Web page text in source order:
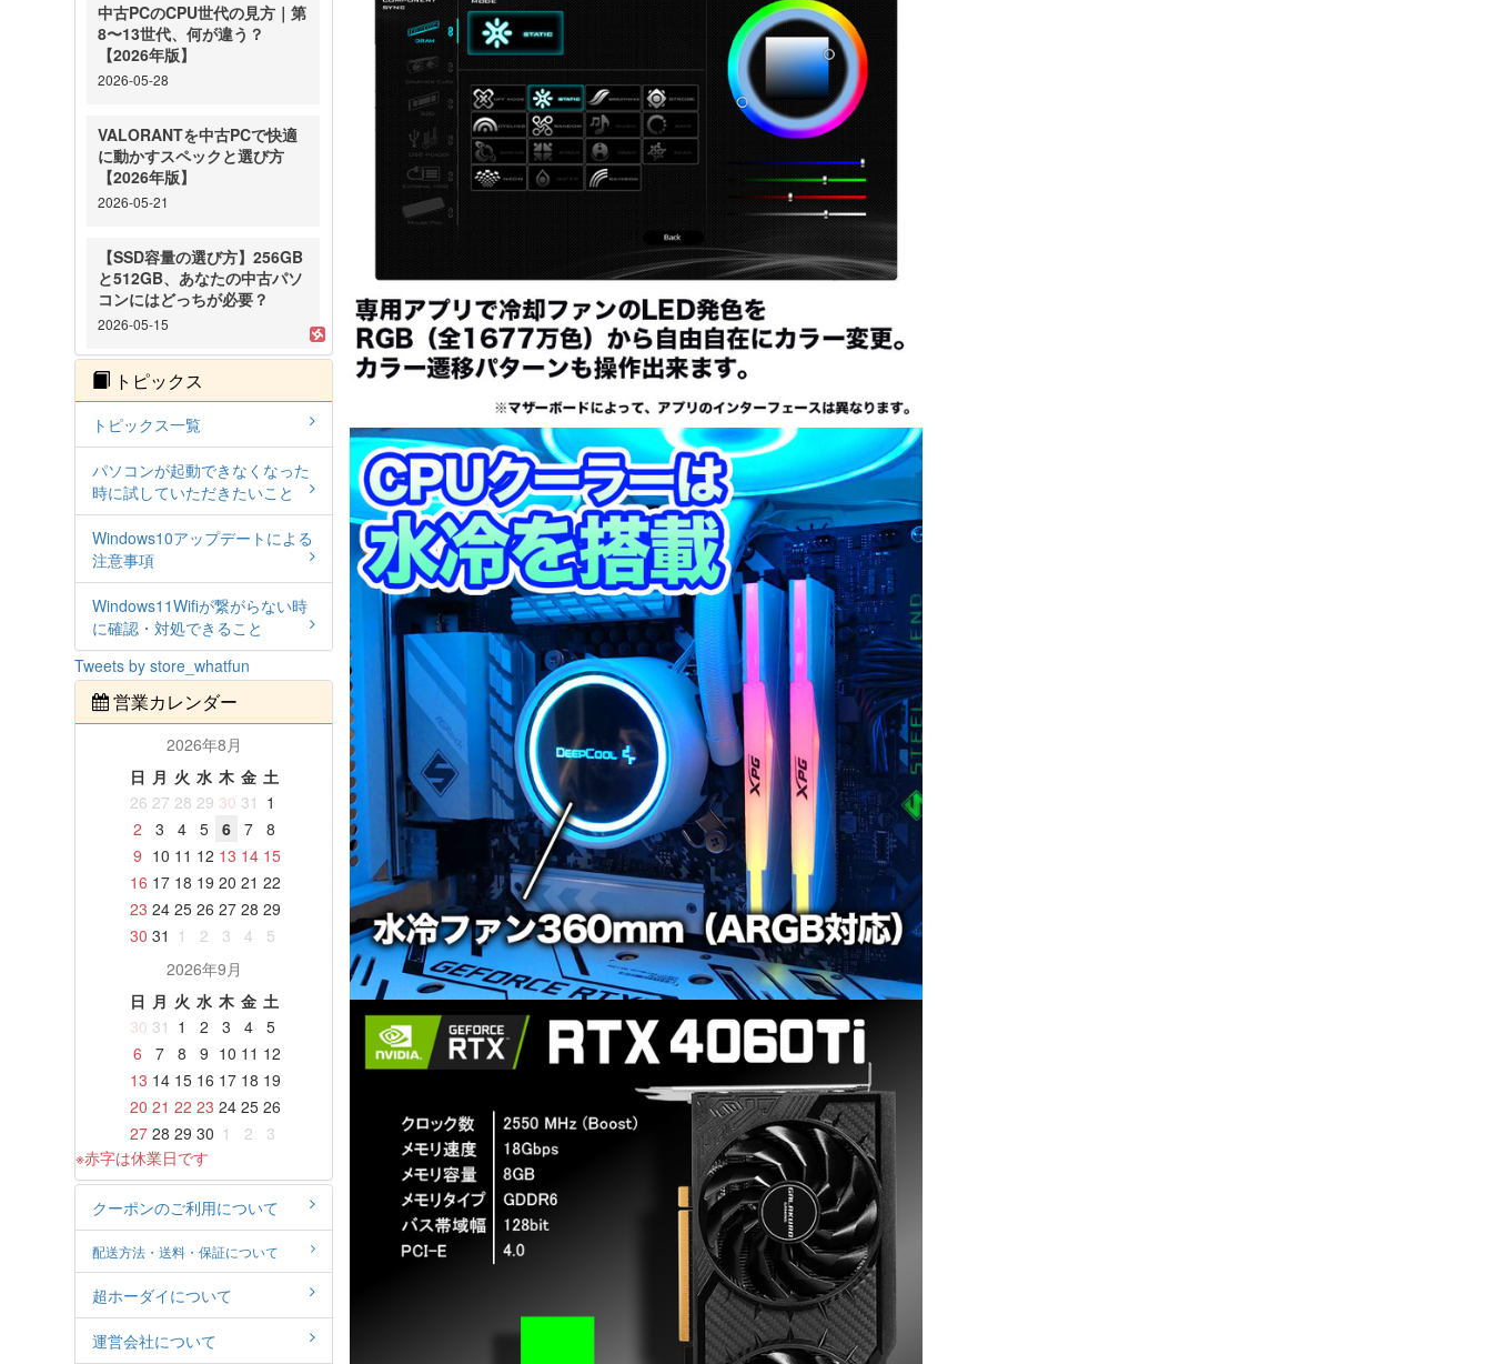
中古PCのCPU世代の見方｜第
8〜13世代、何が違う？
【2026年版】
2026-05-28
VALORANTを中古PCで快適
に動かすスペックと選び方
【2026年版】
2026-05-21
【SSD容量の選び方】256GB
と512GB、あなたの中古パソ
コンにはどっちが必要？
2026-05-15
トピックス
トピックス一覧
パソコンが起動できなくなった
時に試していただきたいこと
Windows10アップデートによる
注意事項
Windows11Wifiが繋がらない時
に確認・対処できること
Tweets by store_whatfun
営業カレンダー
2026年8月
日 月 火 水 木 金 土
26 27 28 29 30 31 1
2
3 4 5 6 7
8
9 10 11 12 13 14 15
16 17 18 19 20 21 22
23 24 25 26 27 28 29
30 31 1 2 3 4
5
2026年9月
日 月 火 水 木 金 土
30 31 1 2 3 4
5
6
7 8 9 10 11 12
13 14 15 16 17 18 19
20 21 22 23 24 25 26
27 28 29 30 1 2
3
※赤字は休業日です
クーポンのご利用について
配送方法・送料・保証について
超ホーダイについて
運営会社について